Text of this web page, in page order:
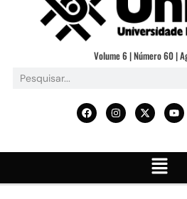
Volume 6 | Número 60 |